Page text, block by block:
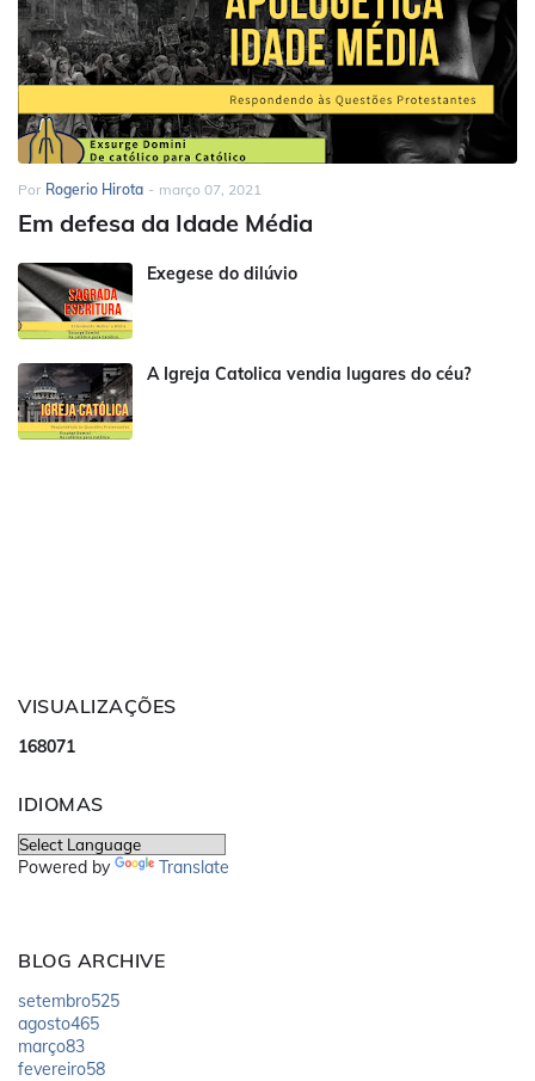
Por Rogerio Hirota - março 07, 2021
Em defesa da Idade Média
Exegese do dilúvio
A Igreja Catolica vendia lugares do céu?
VISUALIZAÇÕES
168071
IDIOMAS
Powered by Translate
BLOG ARCHIVE
setembro525
agosto465
março83
fevereiro58